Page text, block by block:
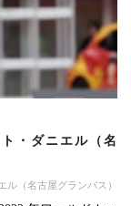
・ダニエル（名
ル（名古屋グランパス）